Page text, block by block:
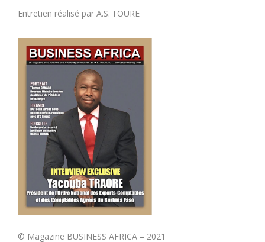
Entretien réalisé par A.S. TOURE
© Magazine BUSINESS AFRICA – 2021